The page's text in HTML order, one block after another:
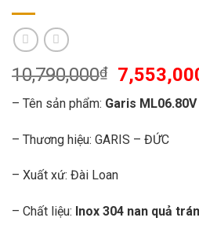
10,790,000₫
– Tên sản phẩm: Garis ML06.80V
– Thương hiệu: GARIS – ĐỨC
– Xuất xứ: Đài Loan
– Chất liệu: Inox 304 nan quả